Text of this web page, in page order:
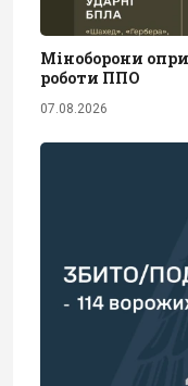
Міноборони
роботи ППО
07.08.2026